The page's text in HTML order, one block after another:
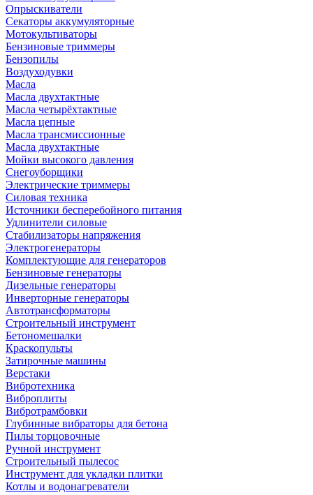
Опрыскиватели
Секаторы аккумуляторные
Мотокультиваторы
Бензиновые триммеры
Бензопилы
Воздуходувки
Масла
Масла двухтактные
Масла четырёхтактные
Масла цепные
Масла трансмиссионные
Масла двухтактные
Мойки высокого давления
Снегоуборщики
Электрические триммеры
Силовая техника
Источники бесперебойного питания
Удлинители силовые
Стабилизаторы напряжения
Электрогенераторы
Комплектующие для генераторов
Бензиновые генераторы
Дизельные генераторы
Инверторные генераторы
Автотрансформаторы
Строительный инструмент
Бетономешалки
Краскопульты
Затирочные машины
Верстаки
Вибротехника
Виброплиты
Вибротрамбовки
Глубинные вибраторы для бетона
Пилы торцовочные
Ручной инструмент
Строительный пылесос
Инструмент для укладки плитки
Котлы и водонагреватели